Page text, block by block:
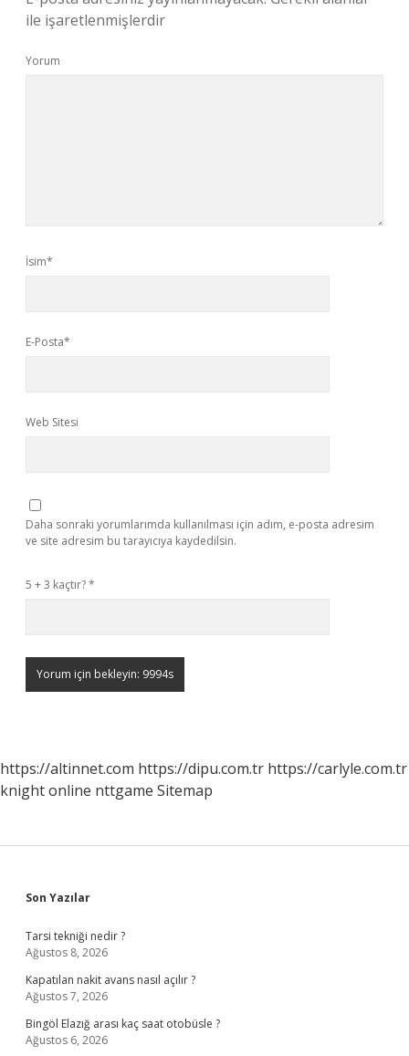
ile işaretlenmişlerdir
Yorum
İsim*
E-Posta*
Web Sitesi
Daha sonraki yorumlarımda kullanılması için adım, e-posta adresim
ve site adresim bu tarayıcıya kaydedilsin.
5 + 3 kaçtır?*
https://altinnet.com https://dipu.com.tr https://carlyle.com.tr
knight online nttgame Sitemap
Sidebar
Son Yazılar
Tarsi tekniği nedir ?
Ağustos 8, 2026
Kapatılan nakit avans nasıl açılır ?
Ağustos 7, 2026
Bingöl Elazığ arası kaç saat otobüsle ?
Ağustos 6, 2026